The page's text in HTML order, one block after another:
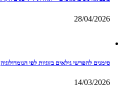
28/04/2026
סימנים להפרשי גילאים בזוגיות לפי הנומרולוגיה
14/03/2026